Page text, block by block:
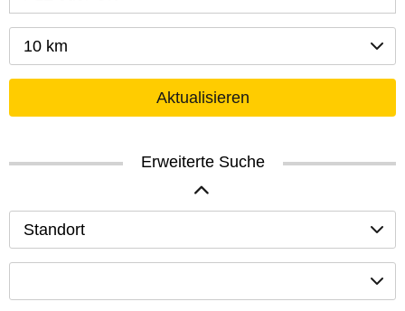
10 km
Aktualisieren
Erweiterte Suche
Standort